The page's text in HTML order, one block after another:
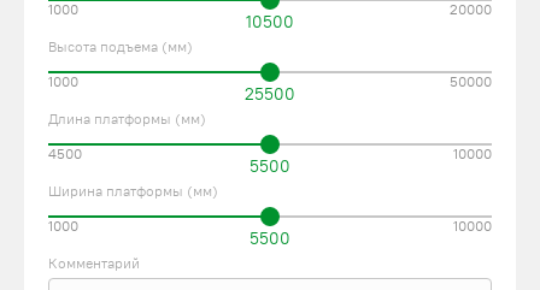
10500
1000 20000
Высота подъема (мм)
25500
1000 50000
Длина платформы (мм)
5500
4500 10000
Ширина платформы (мм)
5500
1000 10000
Комментарий